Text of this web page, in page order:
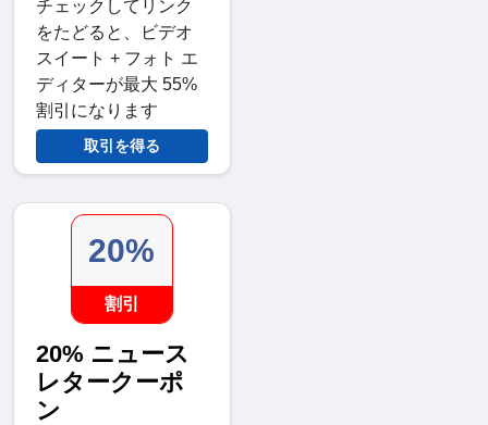
チェックしてリンク
をたどると、ビデオ
スイート + フォト エ
ディターが最大 55%
割引になります
取引を得る
20%
割引
20% ニュース
レタークーポ
ン